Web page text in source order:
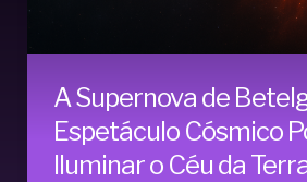
A Supernova de
Espetáculo Cósmico
Iluminar o Céu da